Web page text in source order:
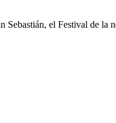
el Festival de